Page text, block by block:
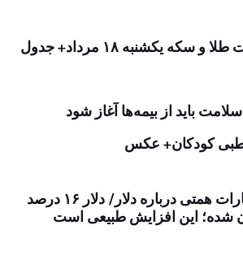
و سکه یکشنبه ۱۸ مرداد+ جدول
باید از بیمه‌ها آغاز شود
طبی کودکان+ عکس
اظهارات همتی درباره دلار/ دلار ۱۶ درصد
شده؛ این افزایش طبیعی است